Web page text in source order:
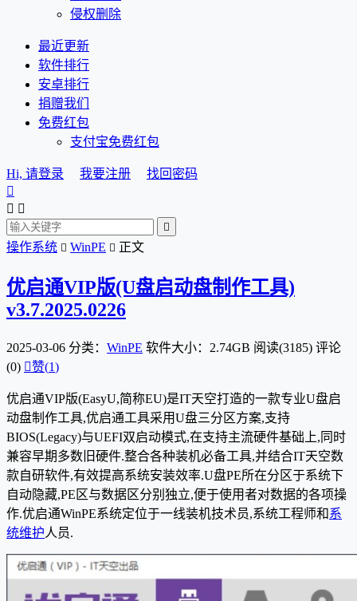
侵权删除
最近更新
软件排行
安卓排行
捐赠我们
免费红包
支付宝免费红包
Hi, 请登录 我要注册
找回密码

 

操作系统  WinPE  正文
优启通VIP版(U盘启动盘制作工具)
v3.7.2025.0226
2025-03-06 分类： WinPE 软件大小：2.74GB 阅读(3185) 评论
(0) 赞(1)
优启通VIP版(EasyU,简称EU)是IT天空打造的一款专业U盘启
动盘制作工具,优启通工具采用U盘三分区方案,支持
BIOS(Legacy)与UEFI双启动模式,在支持主流硬件基础上,同时
兼容早期多数旧硬件.整合各种装机必备工具,并结合IT天空数
款自研软件,有效提高系统安装效率.U盘PE所在分区于系统下
自动隐藏,PE区与数据区分别独立,便于使用者对数据的各项操
作.优启通WinPE系统定位于一线装机技术员,系统工程师和系
统维护人员.